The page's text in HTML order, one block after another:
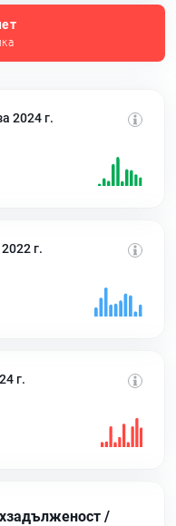
2024 г.
г.
г.
/